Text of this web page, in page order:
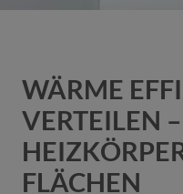
WÄRME
VERTEILEN
FLÄCHEN